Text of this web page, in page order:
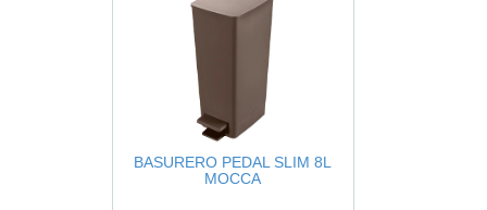
BASURERO PEDAL SLIM 8L
MOCCA